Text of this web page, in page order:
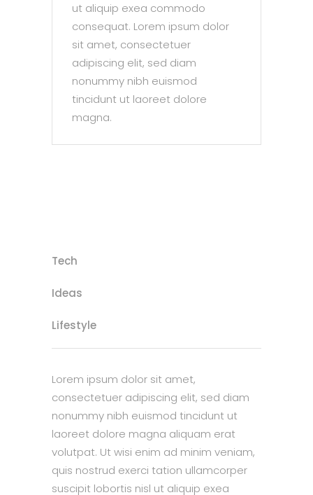
ut aliquip exea commodo
consequat. Lorem ipsum dolor
sit amet, consectetuer
adipiscing elit, sed diam
nonummy nibh euismod
tincidunt ut laoreet dolore
magna.
Tech
Ideas
Lifestyle
Lorem ipsum dolor sit amet,
consectetuer adipiscing elit, sed diam
nonummy nibh euismod tincidunt ut
laoreet dolore magna aliquam erat
volutpat. Ut wisi enim ad minim veniam,
quis nostrud exerci tation ullamcorper
suscipit lobortis nisl ut aliquip exea